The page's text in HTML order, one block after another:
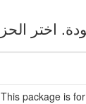
This package is